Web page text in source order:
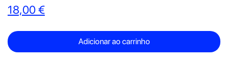
18,00 €
Adicionar ao carrinho